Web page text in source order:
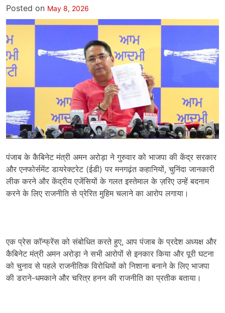
Posted on May 8, 2026
पंजाब के कैबिनेट मंत्री अमन अरोड़ा ने गुरुवार को भाजपा की केंद्र सरकार
और एनफोर्समेंट डायरेक्टरेट (ईडी) पर मनगढ़ंत कहानियों, चुनिंदा जानकारी
लीक करने और केंद्रीय एजेंसियों के गलत इस्तेमाल के ज़रिए उन्हें बदनाम
करने के लिए राजनीति से प्रेरित मुहिम चलाने का आरोप लगाया।
एक प्रेस कॉन्फ्रेंस को संबोधित करते हुए, आप पंजाब के प्रदेश अध्यक्ष और
कैबिनेट मंत्री अमन अरोड़ा ने सभी आरोपों से इनकार किया और पूरी घटना
को चुनाव से पहले राजनीतिक विरोधियों को निशाना बनाने के लिए भाजपा
की डराने-धमकाने और चरित्र हनन की राजनीति का प्रतीक बताया।